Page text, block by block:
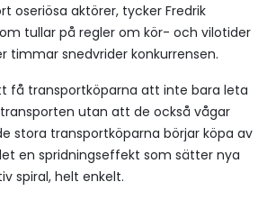
oseriösa aktörer, tycker Fredrik
tullar på regler om kör- och vilotider
timmar snedvrider konkurrensen.
få transportköparna att inte bara leta
utan att de också vågar
stora transportköparna börjar köpa av
en spridningseffekt som sätter nya
spiral, helt enkelt.